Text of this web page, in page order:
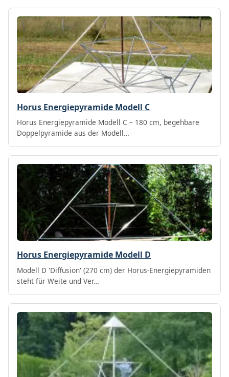
Horus Energiepyramide Modell C
Horus Energiepyramide Modell C – 180 cm, begehbare
Doppelpyramide aus der Modell…
Horus Energiepyramide Modell D
Modell D 'Diffusion' (270 cm) der Horus-Energiepyramiden
steht für Weite und Ver…